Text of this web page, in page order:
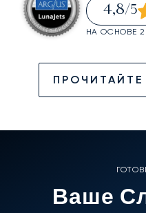
4,8/5
НА ОСНОВЕ
Ваше